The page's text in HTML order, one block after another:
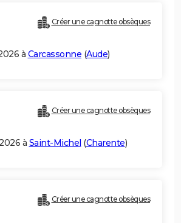
Créer une cagnotte obsèques
à Carcassonne (Aude)
Créer une cagnotte obsèques
à Saint-Michel (Charente)
Créer une cagnotte obsèques